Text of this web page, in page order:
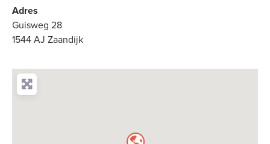
Adres
Guisweg 28
1544 AJ Zaandijk